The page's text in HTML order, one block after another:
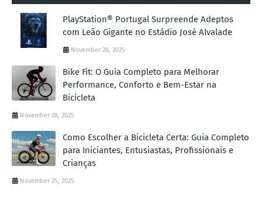
PlayStation® Portugal Surpreende Adeptos
com Leão Gigante no Estádio José Alvalade
November 28, 2025
Bike Fit: O Guia Completo para Melhorar
Performance, Conforto e Bem-Estar na
Bicicleta
November 28, 2025
Como Escolher a Bicicleta Certa: Guia Completo
para Iniciantes, Entusiastas, Profissionais e
Crianças
November 25, 2025